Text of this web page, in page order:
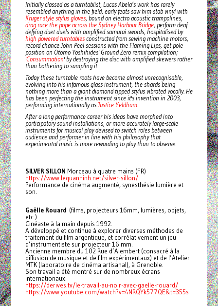
Initially classed as a turntablist, Lucas Abela’s work has rarely
resembled anything in the field, early feats saw him stab vinyl with
Kruger style stylus gloves, bound on electro acoustic trampolines,
drag race the pope across the Sydney Harbour Bridge, perform deaf
defying duet duels with amplified samurai swords, hospitalised by
high powered turntablesconstructed from sewing machine motors,
record chance John Peel sessions with the Flaming Lips, get pole
position on Otomo Yoshihides' Ground Zero remix compilation;
'Consummation' by destroying the disc with amplified skewers rather
than bothering to sampling it.
Today these turntable roots have become almost unrecognisable,
evolving into his infamous glass instrument, the shards being
nothing more than a giant diamond tipped stylus vibrated vocally. He
has been perfecting the instrument since it's invention in 2003,
performing internationally asJustice Yeldham.
After a long performance career his ideas have morphed into
participatory sound installations, or more accurately large-scale
instruments for musical play devised to switch roles between
audience and performer in line with his philosophy that
experimental music is more rewarding to play than to observe.
SILVER SILLON Morceau à quatre mains (FR)
https://www.lequanninh.net/silver-sillon/
Performance de cinéma augmenté, synesthésie lumière et
son.
Gaëlle Rouard (films, projecteurs 16mm, lumières, objets,
etc.)
Cinéaste à la main depuis 1992.
A développé et continue à explorer diverses méthodes de
traitement du film argentique, et corrélativement un jeu
d’instrumentiste sur projecteur 16 mm.
Ancienne membre du 102 Rue d’Alembert (consacré à la
diffusion de musique et de film expérimentaux) et de l’Atelier
MTK (laboratoire de cinéma artisanal), à Grenoble.
Son travail a été montré sur de nombreux écrans
internationaux.
https://derives.tv/le-travail-au-noir-avec-gaelle-rouard/
https://www.youtube.com/watch?v=4NRQYk577QE&t=355s